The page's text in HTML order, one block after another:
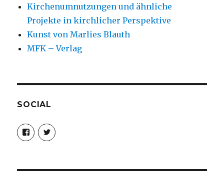
Kirchenumnutzungen und ähnliche
Projekte in kirchlicher Perspektive
Kunst von Marlies Blauth
MFK – Verlag
SOCIAL
Profil
von
christoph.fleischer1
anzeigen
Profil
von
anzeigen